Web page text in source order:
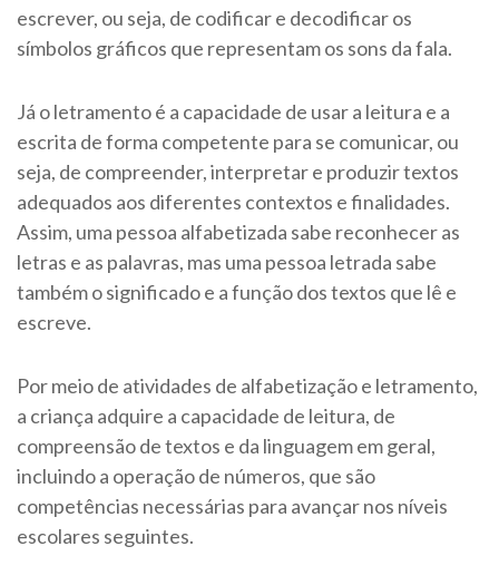
escrever, ou seja, de codificar e decodificar os
símbolos gráficos que representam os sons da fala.
Já o letramento é a capacidade de usar a leitura e a
escrita de forma competente para se comunicar, ou
seja, de compreender, interpretar e produzir textos
adequados aos diferentes contextos e finalidades.
Assim, uma pessoa alfabetizada sabe reconhecer as
letras e as palavras, mas uma pessoa letrada sabe
também o significado e a função dos textos que lê e
escreve.
Por meio de atividades de alfabetização e letramento,
a criança adquire a capacidade de leitura, de
compreensão de textos e da linguagem em geral,
incluindo a operação de números, que são
competências necessárias para avançar nos níveis
escolares seguintes.